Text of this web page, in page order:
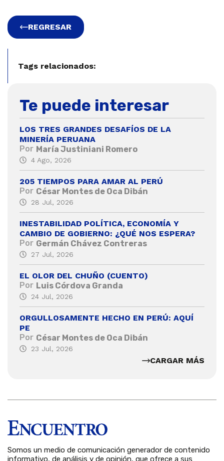
REGRESAR
Tags relacionados:
Te puede interesar
LOS TRES GRANDES DESAFÍOS DE LA
MINERÍA PERUANA
Por María Justiniani Romero
4 Ago, 2026
205 TIEMPOS PARA AMAR AL PERÚ
Por César Montes de Oca Dibán
28 Jul, 2026
INESTABILIDAD POLÍTICA, ECONOMÍA Y
CAMBIO DE GOBIERNO: ¿QUÉ NOS ESPERA?
Por Germán Chávez Contreras
27 Jul, 2026
EL OLOR DEL CHUÑO (CUENTO)
Por Luis Córdova Granda
24 Jul, 2026
ORGULLOSAMENTE HECHO EN PERÚ: AQUÍ
PE
Por César Montes de Oca Dibán
23 Jul, 2026
CARGAR MÁS
Somos un medio de comunicación generador de contenido
informativo, de análisis y de opinión, que ofrece a sus